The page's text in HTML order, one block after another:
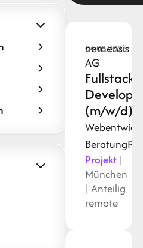
nemensis
AG
Fullstack
(m/w/d)
04.08.2026
Beratung
Projekt|
München
| Anteilig
remote